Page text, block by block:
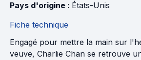
Pays d'origine : États-Unis
Fiche technique
Engagé pour mettre la main sur
veuve, Charlie Chan se retrouve